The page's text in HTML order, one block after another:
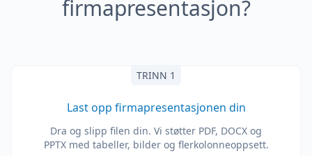
firmapresentasjon?
TRINN 1
Last opp firmapresentasjonen din
Dra og slipp filen din. Vi støtter PDF, DOCX og
PPTX med tabeller, bilder og flerkolonneoppsett.